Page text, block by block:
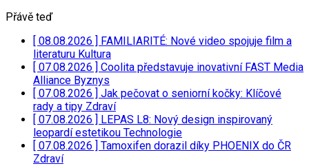
Přávě teď
[ 08.08.2026 ] FAMILIARITÉ: Nové video spojuje film a
literaturu Kultura
[ 07.08.2026 ] Coolita představuje inovativní FAST Media
Alliance Byznys
[ 07.08.2026 ] Jak pečovat o seniorní kočky: Klíčové
rady a tipy Zdraví
[ 07.08.2026 ] LEPAS L8: Nový design inspirovaný
leopardí estetikou Technologie
[ 07.08.2026 ] Tamoxifen dorazil díky PHOENIX do ČR
Zdraví